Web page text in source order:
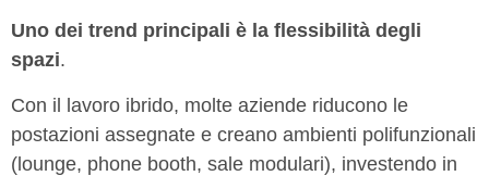
Uno dei trend principali è la flessibilità degli
spazi.
Con il lavoro ibrido, molte aziende riducono le
postazioni assegnate e creano ambienti polifunzionali
(lounge, phone booth, sale modulari), investendo in